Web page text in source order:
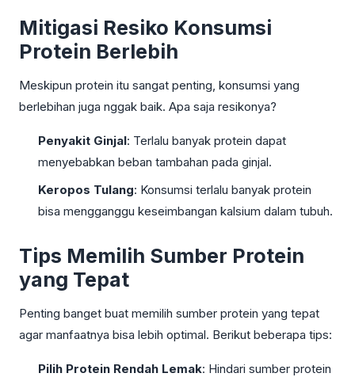
Mitigasi Resiko Konsumsi
Protein Berlebih
Meskipun protein itu sangat penting, konsumsi yang
berlebihan juga nggak baik. Apa saja resikonya?
Penyakit Ginjal: Terlalu banyak protein dapat
menyebabkan beban tambahan pada ginjal.
Keropos Tulang: Konsumsi terlalu banyak protein
bisa mengganggu keseimbangan kalsium dalam tubuh.
Tips Memilih Sumber Protein
yang Tepat
Penting banget buat memilih sumber protein yang tepat
agar manfaatnya bisa lebih optimal. Berikut beberapa tips:
Pilih Protein Rendah Lemak: Hindari sumber protein